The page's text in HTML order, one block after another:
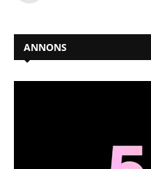
ANNONS